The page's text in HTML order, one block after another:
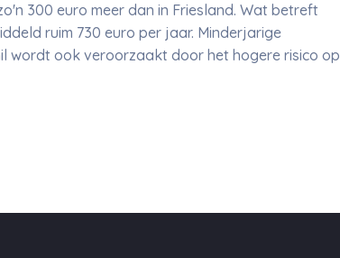
300 euro meer dan in Friesland. Wat betreft
ruim 730 euro per jaar. Minderjarige
wordt ook veroorzaakt door het hogere risico op